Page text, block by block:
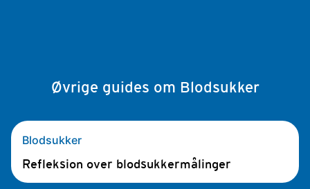
Øvrige guides om Blodsukker
Blodsukker
Refleksion over blodsukkermålinger